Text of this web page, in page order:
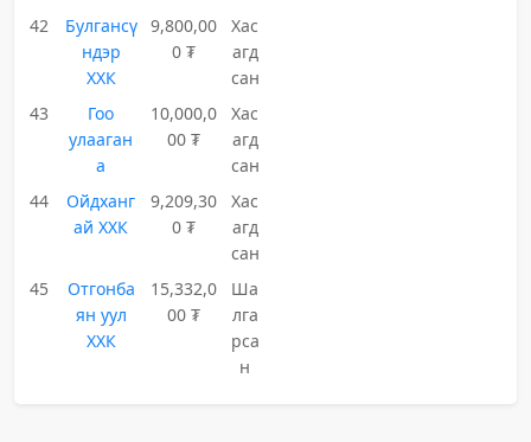
42
Булгансү
ндэр
ХХК
9,800,00
0 ₮
Хас
агд
сан
43
Гоо
улааган
а
10,000,0
00 ₮
Хас
агд
сан
44
Ойдханг
ай ХХК
9,209,30
0 ₮
Хас
агд
сан
45
Отгонба
ян уул
ХХК
15,332,0
00 ₮
Ша
лга
рса
н